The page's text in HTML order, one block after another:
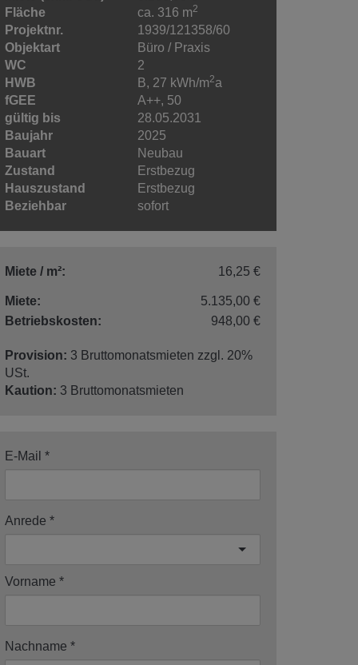
Fläche
ca. 316 m2
Projektnr.
1939/121358/60
Objektart
Büro / Praxis
WC
2
HWB
B, 27 kWh/m2a
fGEE
A++, 50
gültig bis
28.05.2031
Baujahr
2025
Bauart
Neubau
Zustand
Erstbezug
Hauszustand
Erstbezug
Beziehbar
sofort
Miete / m²: 16,25 €
Miete:
5.135,00 €
Betriebskosten:
948,00 €
Provision: 3 Bruttomonatsmieten zzgl. 20%
USt.
Kaution: 3 Bruttomonatsmieten
E-Mail
Anrede
Vorname
Nachname